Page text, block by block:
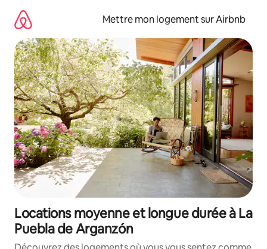
directement
contenu
Mettre mon logement sur Airbnb
Locations moyenne et longue durée à La
Puebla de Arganzón